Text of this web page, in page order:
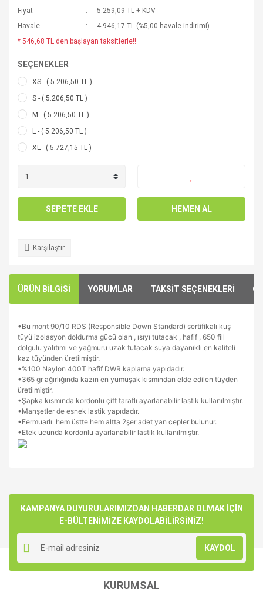
Fiyat
5.259,09 TL + KDV
Havale
4.946,17 TL (%5,00 havale indirimi)
* 546,68 TL den başlayan taksitlerle!!
SEÇENEKLER
XS - ( 5.206,50 TL )
S - ( 5.206,50 TL )
M - ( 5.206,50 TL )
L - ( 5.206,50 TL )
XL - ( 5.727,15 TL )
SEPETE EKLE HEMEN AL
Karşılaştır
ÜRÜN BİLGİSİ YORUMLAR TAKSİT SEÇENEKLERİ
•Bu mont 90/10 RDS (Responsible Down Standard) sertifikalı kuş
tüyü izolasyon doldurma gücü olan , ısıyı tutacak , hafif , 650 fill
dolgulu yalıtımı ve yağmuru uzak tutacak suya dayanıklı en kaliteli
kaz tüyünden üretilmiştir.
•%100 Naylon 400T hafif DWR kaplama yapıdadır.
•365 gr ağırlığında kazın en yumuşak kısmından elde edilen tüyden
üretilmiştir.
•Şapka kısmında kordonlu çift taraflı ayarlanabilir lastik kullanılmıştır.
•Manşetler de esnek lastik yapıdadır.
•Fermuarlı hem üstte hem altta 2şer adet yan cepler bulunur.
•Etek ucunda kordonlu ayarlanabilir lastik kullanılmıştır.
Yorum Yaz
kullanarak tarafımıza iletebilirsiniz.
Görüş ve önerileriniz için teşekkür ederiz.
Ürün resmi kalitesiz, bozuk veya görüntülenemiyor.
Ürün açıklamasında eksik bilgiler bulunuyor.
Ürün bilgilerinde hatalar bulunuyor.
Ürün fiyatı diğer sitelerden daha pahalı.
KAMPANYA DUYURULARIMIZDAN HABERDAR OLMAK İÇİN
E-BÜLTENİMİZE KAYDOLABİLİRSİNİZ!
KAYDOL
KURUMSAL